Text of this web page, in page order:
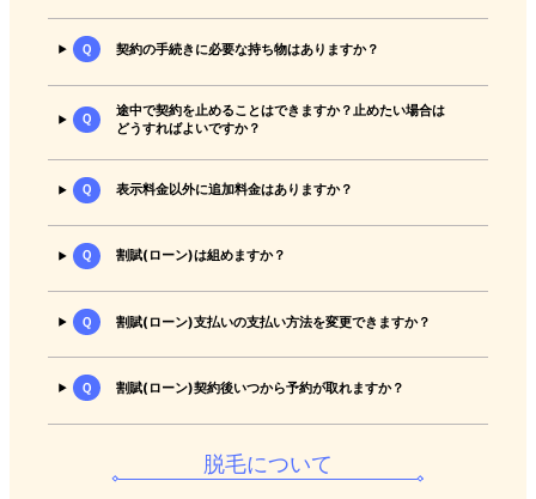
Ｑ 契約の手続きに必要な持ち物はありますか？
Ｑ
途中で契約を止めることはできますか？止めたい場合は
どうすればよいですか？
Ｑ 表示料金以外に追加料金はありますか？
Ｑ 割賦(ローン)は組めますか？
Ｑ 割賦(ローン)支払いの支払い方法を変更できますか？
Ｑ 割賦(ローン)契約後いつから予約が取れますか？
脱毛について